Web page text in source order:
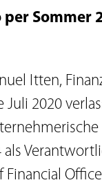
per Sommer
Itten,
2020